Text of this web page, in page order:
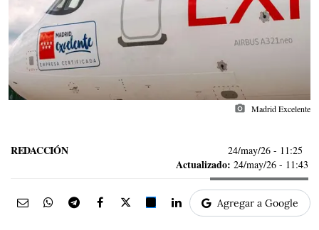
photo_camera Madrid Excelente
REDACCIÓN 24/may/26 - 11:25
Actualizado: 24/may/26 - 11:43
Agregar a Google